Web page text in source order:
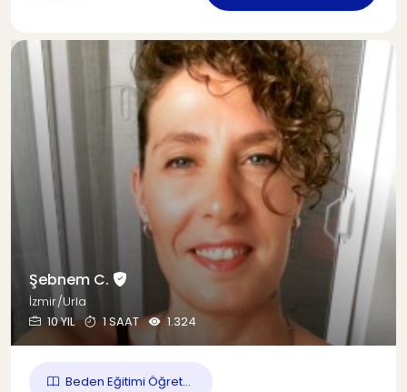
Şebnem C.
İzmir/Urla
10 YIL
1 SAAT 1.324
Beden Eğitimi Öğret...